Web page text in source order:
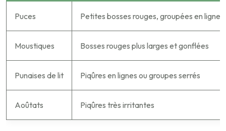
Puces Petites bosses rouges, groupées en
Moustiques Bosses rouges plus larges et gonflées
Punaises de lit Piqûres en lignes ou groupes serrés
Aoûtats Piqûres très irritantes